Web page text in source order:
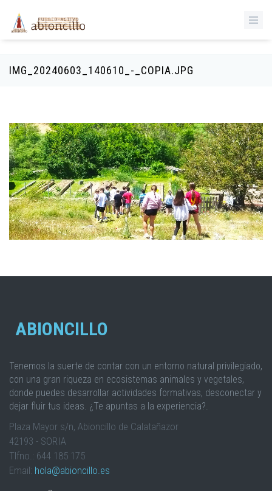
Pasar al contenido principal
IMG_20240603_140610_-_COPIA.JPG
ABIONCILLO
Tenemos la suerte de contar con un entorno natural privilegiado,
con una gran riqueza en ecosistemas animales y vegetales,
donde puedes desarrollar actividades formativas, desconectar y
dejar fluir tus ideas. ¿Te apuntas a la experiencia?.
Plaza Mayor s/n, Abioncillo de Calatañazor
42193 - SORIA
Tlfno.: 644 185 175
Email: hola@abioncillo.es